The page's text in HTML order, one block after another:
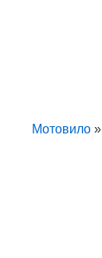
Мотовило »